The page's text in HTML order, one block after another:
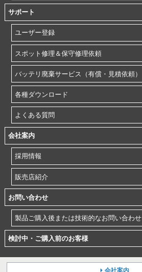
サポート
ユーザー登録
スポット修理＆保守修理依頼
バッテリ廃棄サービス（有償・見積依頼）
各種ダウンロード
よくある質問
会社案内
採用情報
販売店紹介
お問い合わせ
製品ご購入後または技術的なお問い合わせ
検討中・ご購入前のお客様
会社案内